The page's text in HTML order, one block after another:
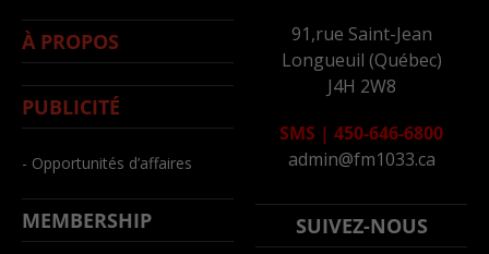
À PROPOS
PUBLICITÉ
- Opportunités d’affaires
MEMBERSHIP
91,rue Saint-Jean
Longueuil (Québec)
J4H 2W8
SMS | 450-646-6800
admin@fm1033.ca
SUIVEZ-NOUS